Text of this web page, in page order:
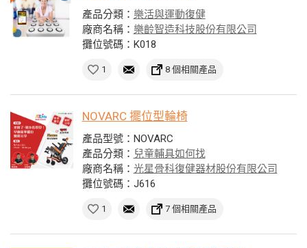
產品分類： 樂活與運動復健
廠商名稱： 樂齡智造科技股份有限公司
攤位號碼：K018
1 8 個相關產品
NOVARC 擺位型輪椅
產品型號：NOVARC
產品分類： 兒童輔具如何找
廠商名稱： 光星骨科復健器材股份有限公司
攤位號碼：J616
1 7 個相關產品